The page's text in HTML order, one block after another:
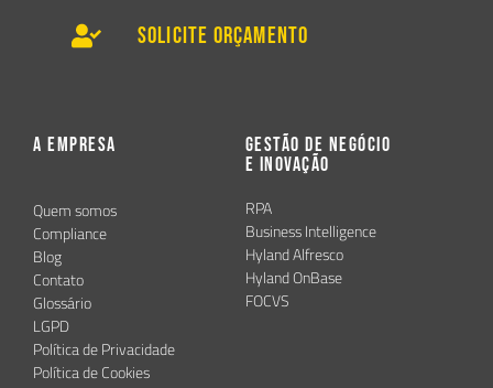
Solicite Orçamento
A Empresa
Quem somos
Compliance
Blog
Contato
Glossário
LGPD
Política de Privacidade
Política de Cookies
Gestão de Negócio
e Inovação
RPA
Business Intelligence
Hyland Alfresco
Hyland OnBase
FOCVS